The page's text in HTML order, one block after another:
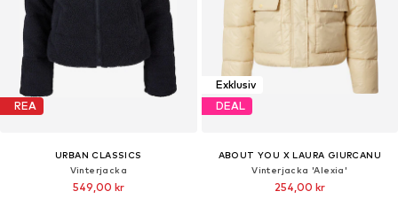
REA
URBAN CLASSICS
Vinterjacka
549,00 kr
Exklusiv
DEAL
ABOUT YOU X LAURA GIURCANU
Vinterjacka 'Alexia'
254,00 kr